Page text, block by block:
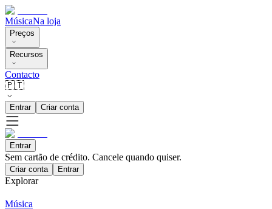
MúsicaNa loja
Preços
Recursos
Contacto
🇵🇹
Entrar Criar conta
Entrar
Sem cartão de crédito. Cancele quando quiser.
Criar conta Entrar
Explorar
Música